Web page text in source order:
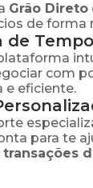
Grão Direto
de forma
de
com
e eficiente.
para te
transações